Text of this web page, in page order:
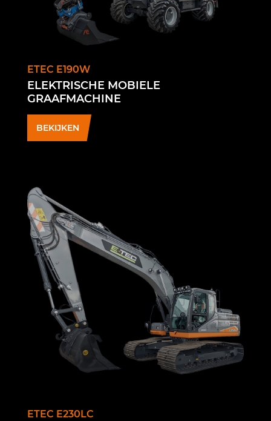
ETEC E190W
ELEKTRISCHE MOBIELE
GRAAFMACHINE
BEKIJKEN
ETEC E230LC